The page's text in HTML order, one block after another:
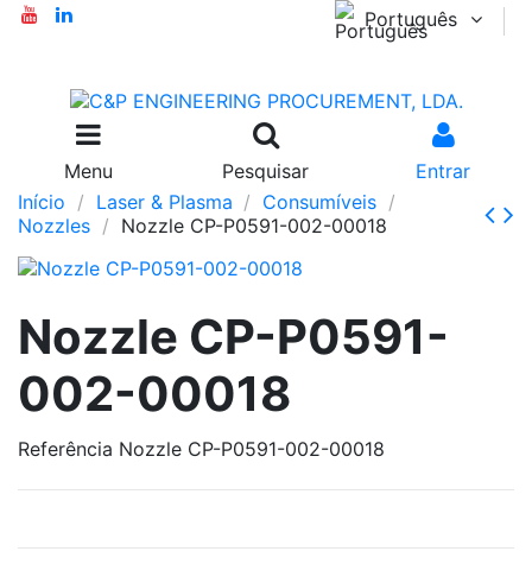
Português
Menu Pesquisar
Entrar
Início
Laser & Plasma
Consumíveis
Nozzles
Nozzle CP-P0591-002-00018
Nozzle CP-P0591-
002-00018
Referência Nozzle CP-P0591-002-00018